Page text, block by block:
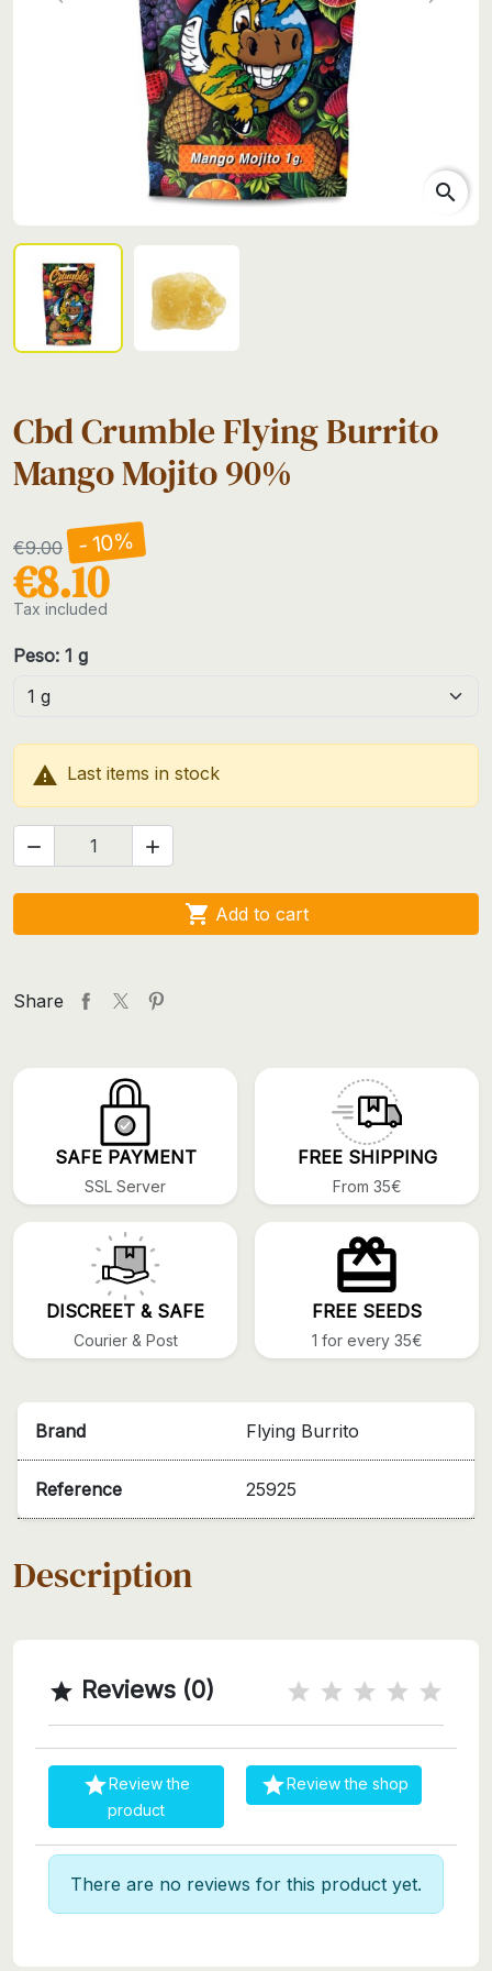
search
Cbd Crumble Flying Burrito
Mango Mojito 90%
€9.00 - 10%
€8.10
Tax included
Peso: 1 g
 Last items in stock
 
 Add to cart
Share
SAFE PAYMENT
SSL Server
FREE SHIPPING
From 35€
DISCREET & SAFE
Courier & Post
FREE SEEDS
1 for every 35€
Brand Flying Burrito
Reference 25925
Description
 Reviews (0)
Review the
product
Review the shop
There are no reviews for this product yet.